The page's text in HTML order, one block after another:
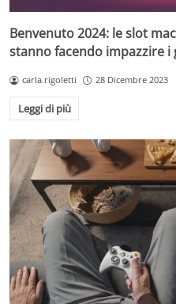
Benvenuto 2024: le slot
stanno facendo impazzire i
carla.rigoletti 28 Dicembre 2023
Leggi di più